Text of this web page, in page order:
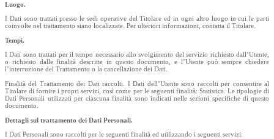
Luogo.
I Dati sono trattati presso le sedi operative del Titolare ed in ogni altro luogo in cui le parti
coinvolte nel trattamento siano localizzate. Per ulteriori informazioni, contatta il Titolare.
Tempi.
I Dati sono trattati per il tempo necessario allo svolgimento del servizio richiesto dall’Utente,
o richiesto dalle finalità descritte in questo documento, e l’Utente può sempre chiedere
l’interruzione del Trattamento o la cancellazione dei Dati.
Finalità del Trattamento dei Dati raccolti. I Dati dell’Utente sono raccolti per consentire al
Titolare di fornire i propri servizi, così come per le seguenti finalità: Statistica. Le tipologie di
Dati Personali utilizzati per ciascuna finalità sono indicati nelle sezioni specifiche di questo
documento.
Dettagli sul trattamento dei Dati Personali.
I Dati Personali sono raccolti per le seguenti finalità ed utilizzando i seguenti servizi: